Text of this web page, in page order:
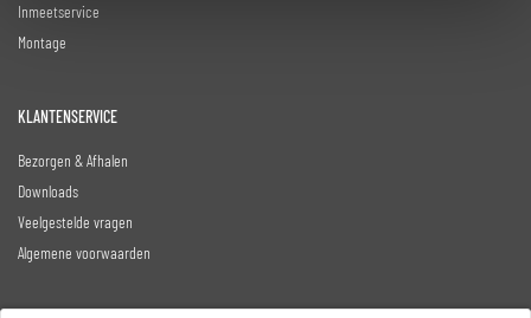
Inmeetservice
Montage
KLANTENSERVICE
Bezorgen & Afhalen
Downloads
Veelgestelde vragen
Algemene voorwaarden